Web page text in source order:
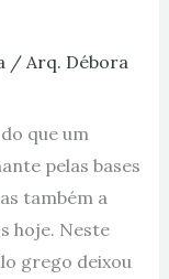
/ Arq. Débora
que um
pelas bases
também a
hoje. Neste
grego deixou